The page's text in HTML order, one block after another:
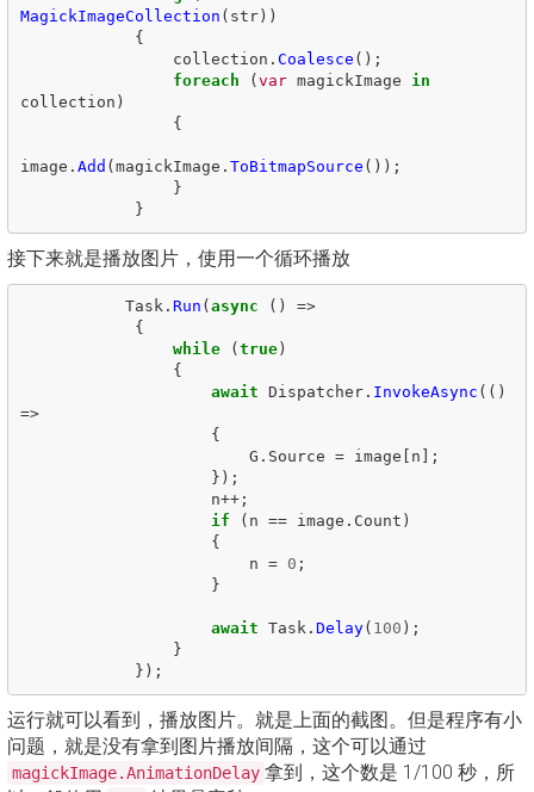
MagickImageCollection ( str))
{
collection . Coalesce ();
foreach
( var magickImage in
collection )
{
image . Add ( magickImage . ToBitmapSource ());
}
}
接下来就是播放图片，使用一个循环播放
Task. Run ( async ()
=>
{
while
( true)
{
await Dispatcher. InvokeAsync (()
=>
{
G . Source = image n ];
});
n++;
if
( n == image . Count )
{
n = 0 ;
}
await Task. Delay( 100 );
}
});
运行就可以看到，播放图片。就是上面的截图。但是程序有小
问题，就是没有拿到图片播放间隔，这个可以通过
magickImage.AnimationDelay 拿到，这个数是 1/100 秒，所